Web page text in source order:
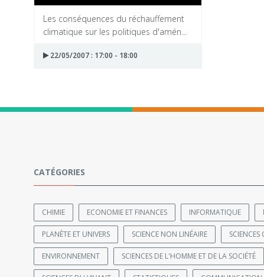
Les conséquences du réchauffement
climatique sur les politiques d'amén...
22/05/2007 : 17:00 - 18:00
CATÉGORIES
CHIMIE ECONOMIE ET FINANCES INFORMATIQUE
PLANÈTE ET UNIVERS SCIENCE NON LINÉAIRE SCIENCES
ENVIRONNEMENT SCIENCES DE L'HOMME ET DE LA SOCIÉTÉ